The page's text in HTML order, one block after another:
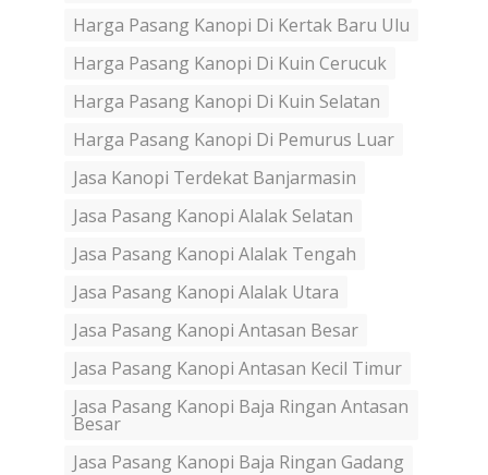
Harga Pasang Kanopi Di Kertak Baru Ulu
Harga Pasang Kanopi Di Kuin Cerucuk
Harga Pasang Kanopi Di Kuin Selatan
Harga Pasang Kanopi Di Pemurus Luar
Jasa Kanopi Terdekat Banjarmasin
Jasa Pasang Kanopi Alalak Selatan
Jasa Pasang Kanopi Alalak Tengah
Jasa Pasang Kanopi Alalak Utara
Jasa Pasang Kanopi Antasan Besar
Jasa Pasang Kanopi Antasan Kecil Timur
Jasa Pasang Kanopi Baja Ringan Antasan
Besar
Jasa Pasang Kanopi Baja Ringan Gadang